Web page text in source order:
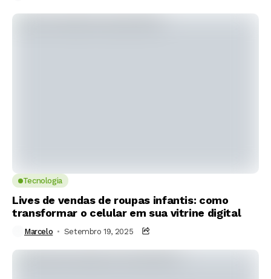
Tecnologia
Lives de vendas de roupas infantis: como
transformar o celular em sua vitrine digital
Marcelo Setembro 19, 2025